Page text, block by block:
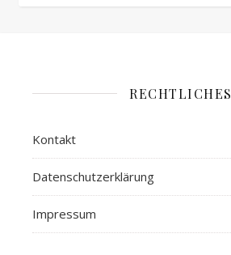
RECHTLICHES
Kontakt
Datenschutzerklärung
Impressum